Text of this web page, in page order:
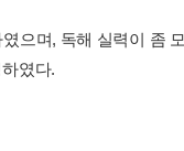
으며, 독해 실력이 좀
였다.